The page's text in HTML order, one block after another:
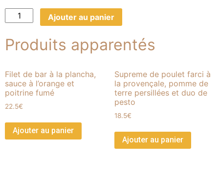
Ajouter au panier
Produits apparentés
Filet de bar à la plancha,
sauce à l’orange et
poitrine fumé
22.5€
Ajouter au panier
Supreme de poulet farci à
la provençale, pomme de
terre persillées et duo de
pesto
18.5€
Ajouter au panier